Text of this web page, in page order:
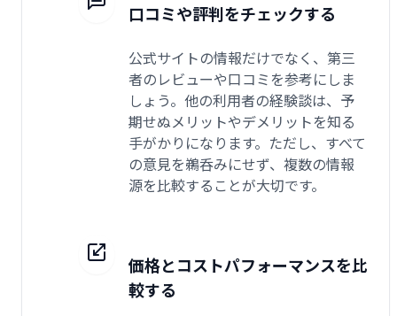
口コミや評判をチェックする
公式サイトの情報だけでなく、第三
者のレビューや口コミを参考にしま
しょう。他の利用者の経験談は、予
期せぬメリットやデメリットを知る
手がかりになります。ただし、すべて
の意見を鵜呑みにせず、複数の情報
源を比較することが大切です。
価格とコストパフォーマンスを比
較する